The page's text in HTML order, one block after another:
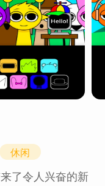
休闲
了令人兴奋的新